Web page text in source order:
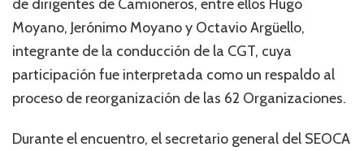
de dirigentes de Camioneros, entre ellos Hugo
Moyano, Jerónimo Moyano y Octavio Argüello,
integrante de la conducción de la CGT, cuya
participación fue interpretada como un respaldo al
proceso de reorganización de las 62 Organizaciones.
Durante el encuentro, el secretario general del SEOCA